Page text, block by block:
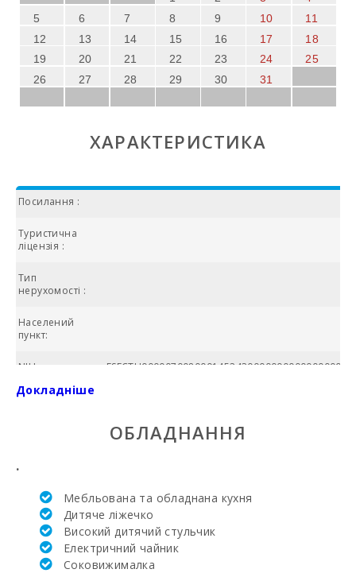
5
6 7 8 9 10
11
12
13 14 15 16 17
18
19
20 21 22 23 24
25
26
27 28 29 30 31
ХАРАКТЕРИСТИКА
Посилання :
Туристична
ліцензія :
Тип
нерухомості :
Населений
пункт:
NIU:
Загальна
№ ванних
кімнат:
Кількість
спалень:
Докладніше
ОБЛАДНАННЯ
.
Мебльована та обладнана кухня
Дитяче ліжечко
Високий дитячий стульчик
Електричний чайник
Соковижималка